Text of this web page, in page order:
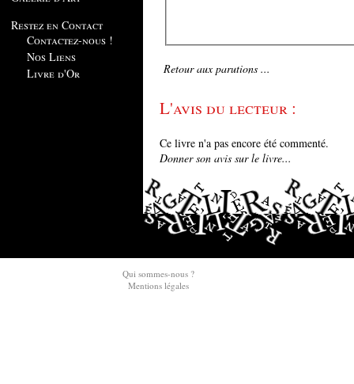
Restez en Contact
Contactez-nous !
Nos Liens
Livre d'Or
Retour aux parutions ...
L'avis du lecteur :
Ce livre n'a pas encore été commenté.
Donner son avis sur le livre...
Qui sommes-nous ?
Mentions légales